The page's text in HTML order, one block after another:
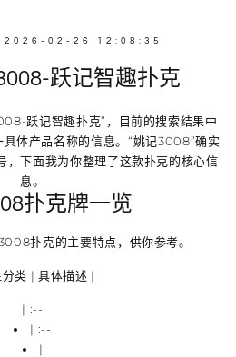
2026-02-26 12:08:35
跃记智趣扑克
跃记智趣扑克”，目前的搜索结果中
具体产品名称的信息。“姚记3008”确实
，下面我为你整理了这款扑克的核心信
息。
扑克牌一览
扑克的主要特点，供你参考。
类 | 具体描述 |
| :--
| :--
|